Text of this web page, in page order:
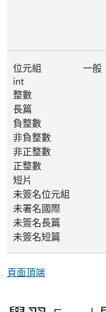
位元組
int
整數
長篇
負整數
非負整數
非正整數
正整數
短片
未簽名位元組
未署名國際
未簽名長篇
未簽名短篇
一般
頁面頂端